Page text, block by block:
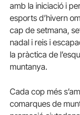
amb la iniciació i
esports d’hivern
cap de setmana,
nadal i reis i
la pràctica de
muntanya.
Cada cop més
comarques de